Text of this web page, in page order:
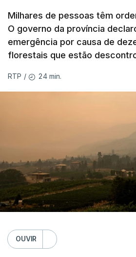
Milhares de pessoas têm
O governo da província
emergência por causa de
florestais que estão
RTP / 24 min.
OUVIR